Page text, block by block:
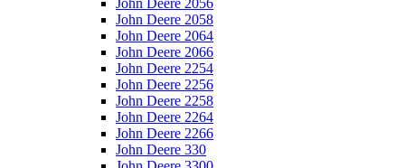
John Deere 2056
John Deere 2058
John Deere 2064
John Deere 2066
John Deere 2254
John Deere 2256
John Deere 2258
John Deere 2264
John Deere 2266
John Deere 330